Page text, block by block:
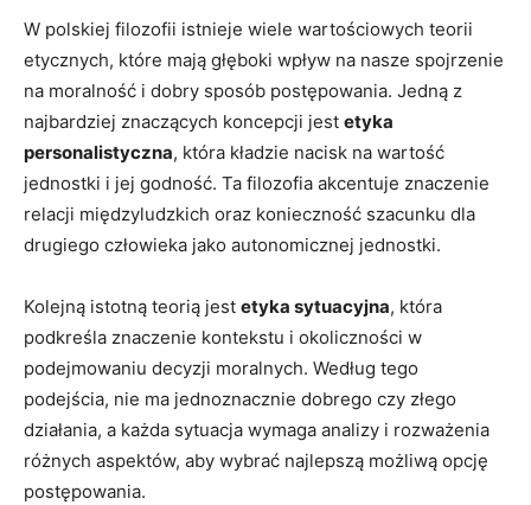
W polskiej filozofii istnieje wiele wartościowych teorii
etycznych, które mają głęboki ⁤wpływ na nasze spojrzenie
na moralność i dobry sposób postępowania. ‍Jedną ⁤z
najbardziej znaczących ‌koncepcji jest etyka
personalistyczna, która kładzie nacisk na wartość
jednostki i jej godność. Ta⁢ filozofia akcentuje znaczenie
relacji międzyludzkich ​oraz konieczność szacunku dla
drugiego ⁣człowieka​ jako ‍autonomicznej jednostki.
Kolejną istotną teorią jest etyka sytuacyjna, która
podkreśla znaczenie kontekstu i okoliczności⁣ w
podejmowaniu ⁤decyzji‍ moralnych. Według tego
‌podejścia,​ nie ‌ma jednoznacznie‍ dobrego czy ‍złego
działania,‍ a każda sytuacja ‍wymaga analizy i rozważenia
różnych aspektów, aby wybrać najlepszą możliwą opcję
postępowania.